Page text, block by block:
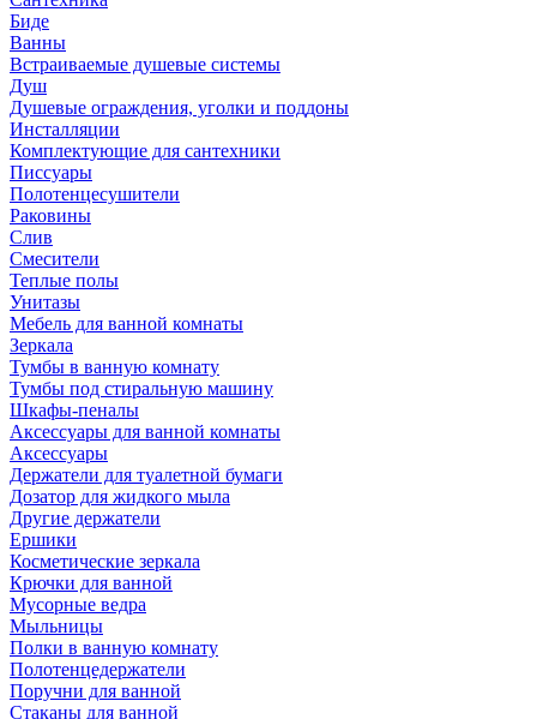
Биде
Ванны
Встраиваемые душевые системы
Душ
Душевые ограждения, уголки и поддоны
Инсталляции
Комплектующие для сантехники
Писсуары
Полотенцесушители
Раковины
Слив
Смесители
Теплые полы
Унитазы
Мебель для ванной комнаты
Зеркала
Тумбы в ванную комнату
Тумбы под стиральную машину
Шкафы-пеналы
Аксессуары для ванной комнаты
Аксессуары
Держатели для туалетной бумаги
Дозатор для жидкого мыла
Другие держатели
Ершики
Косметические зеркала
Крючки для ванной
Мусорные ведра
Мыльницы
Полки в ванную комнату
Полотенцедержатели
Поручни для ванной
Стаканы для ванной